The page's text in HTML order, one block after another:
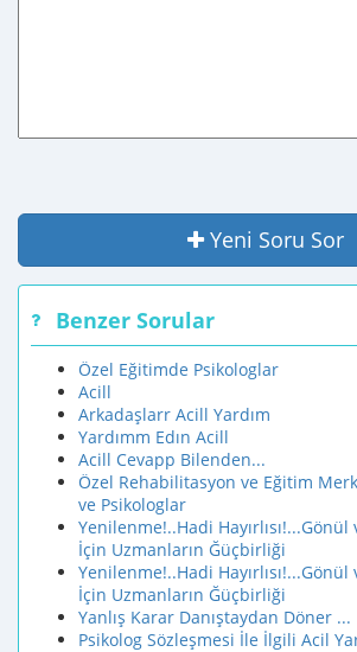
Yeni Soru Sor
Benzer Sorular
Özel Eğitimde Psikologlar
Acill
Arkadaşlarr Acill Yardım
Yardımm Edın Acill
Acill Cevapp Bilenden...
Özel Rehabilitasyon ve Eğitim
ve Psikologlar
Yenilenme!..Hadi
İçin Uzmanların Ğüçbirliği
Yenilenme!..Hadi
İçin Uzmanların Ğüçbirliği
Yanlış Karar Danıştaydan Döner ...
Psikolog Sözleşmesi İle İlgili Acil